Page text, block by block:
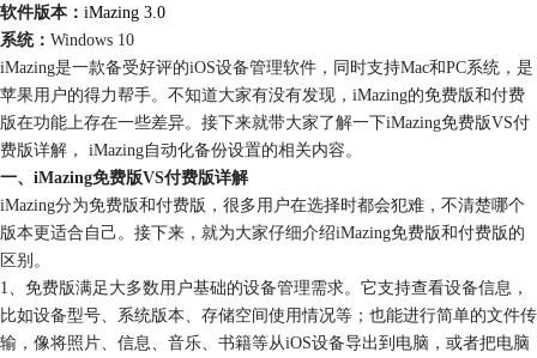
软件版本： iMazing 3.0
系统： Windows 10
iMazing是一款备受好评的iOS设备管理软件，同时支持Mac和PC系统，是
苹果用户的得力帮手。不知道大家有没有发现，iMazing的免费版和付费
版在功能上存在一些差异。接下来就带大家了解一下iMazing免费版VS付
费版详解， iMazing自动化备份设置的相关内容。
一、iMazing免费版VS付费版详解
iMazing分为免费版和付费版，很多用户在选择时都会犯难，不清楚哪个
版本更适合自己。接下来，就为大家仔细介绍iMazing免费版和付费版的
区别。
1、免费版满足大多数用户基础的设备管理需求。它支持查看设备信息，
比如设备型号、系统版本、存储空间使用情况等；也能进行简单的文件传
输，像将照片、信息、音乐、书籍等从iOS设备导出到电脑，或者把电脑